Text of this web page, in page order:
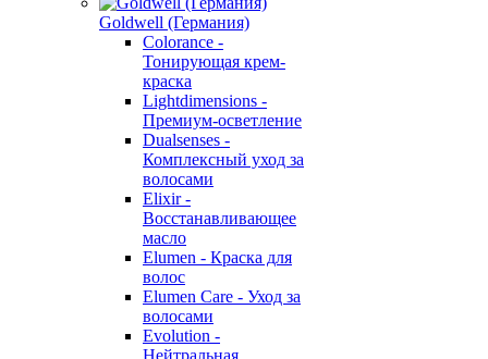
Goldwell (Германия)
Colorance -
Тонирующая крем-
краска
Lightdimensions -
Премиум-осветление
Dualsenses -
Комплексный уход за
волосами
Elixir -
Восстанавливающее
масло
Elumen - Краска для
волос
Elumen Care - Уход за
волосами
Evolution -
Нейтральная